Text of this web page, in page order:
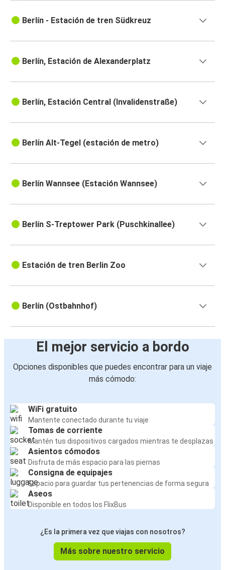
Berlín - Estación de tren Südkreuz
Berlín, Estación de Alexanderplatz
Berlín, Estación Central (Invalidenstraße)
Berlín Alt-Tegel (estación de metro)
Berlín Wannsee (Estación Wannsee)
Berlín S-Treptower Park (Puschkinallee)
Estación de tren Berlin Zoo
Berlín (Ostbahnhof)
El mejor servicio a bordo
Opciones disponibles que puedes encontrar para un viaje
más cómodo:
WiFi gratuito
Mantente conectado durante tu viaje
Tomas de corriente
Mantén tus dispositivos cargados mientras te desplazas
Asientos cómodos
Disfruta de más espacio para las piernas
Consigna de equipajes
Espacio para guardar tus pertenencias de forma segura
Aseos
Disponible en todos los FlixBus
¿Es la primera vez que viajas con nosotros?
Más sobre nuestro servicio